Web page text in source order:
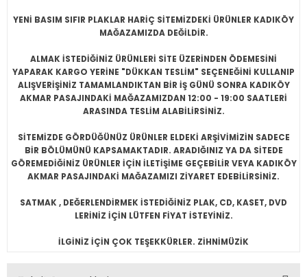
YENİ BASIM SIFIR PLAKLAR HARİÇ SİTEMİZDEKİ ÜRÜNLER KADIKÖY
MAĞAZAMIZDA DEĞİLDİR.
ALMAK İSTEDİĞİNİZ ÜRÜNLERİ SİTE ÜZERİNDEN ÖDEMESİNİ
YAPARAK KARGO YERİNE "DÜKKAN TESLİM" SEÇENEĞİNİ KULLANIP
ALIŞVERİŞİNİZ TAMAMLANDIKTAN BİR İŞ GÜNÜ SONRA KADIKÖY
AKMAR PASAJINDAKİ MAĞAZAMIZDAN 12:00 - 19:00 SAATLERİ
ARASINDA TESLİM ALABİLİRSİNİZ.
SİTEMİZDE GÖRDÜĞÜNÜZ ÜRÜNLER ELDEKİ ARŞİVİMİZİN SADECE
BİR BÖLÜMÜNÜ KAPSAMAKTADIR. ARADIĞINIZ YA DA SİTEDE
GÖREMEDİĞİNİZ ÜRÜNLER İÇİN İLETİŞİME GEÇEBİLİR VEYA KADIKÖY
AKMAR PASAJINDAKİ MAĞAZAMIZI ZİYARET EDEBİLİRSİNİZ.
SATMAK , DEĞERLENDİRMEK İSTEDİĞİNİZ PLAK, CD, KASET, DVD
LERİNİZ İÇİN LÜTFEN FİYAT İSTEYİNİZ.
İLGİNİZ İÇİN ÇOK TEŞEKKÜRLER. ZİHNİMÜZİK